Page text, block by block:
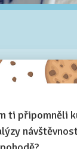
a články
ti připomněli